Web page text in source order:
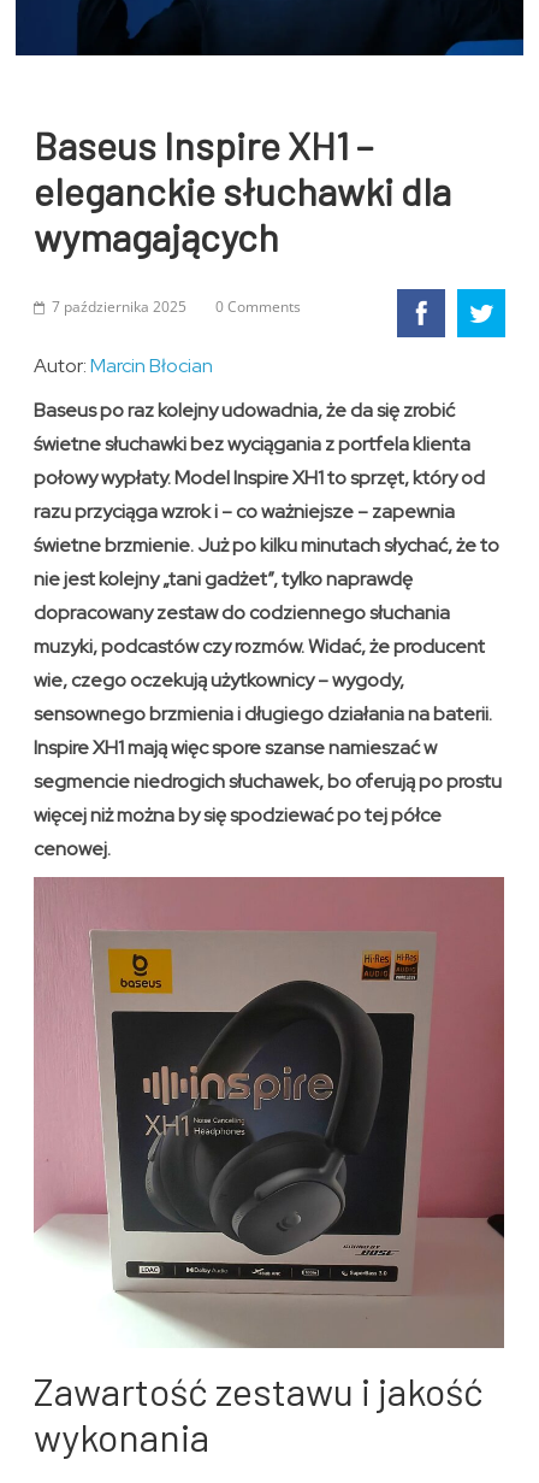
Baseus Inspire XH1 –
eleganckie słuchawki dla
wymagających
7 października 2025 0 Comments
Autor:Marcin Błocian
Baseus po raz kolejny udowadnia, że da się zrobić
świetne słuchawki bez wyciągania z portfela klienta
połowy wypłaty. Model Inspire XH1 to sprzęt, który od
razu przyciąga wzrok i – co ważniejsze – zapewnia
świetne brzmienie. Już po kilku minutach słychać, że to
nie jest kolejny „tani gadżet”, tylko naprawdę
dopracowany zestaw do codziennego słuchania
muzyki, podcastów czy rozmów. Widać, że producent
wie, czego oczekują użytkownicy – wygody,
sensownego brzmienia i długiego działania na baterii.
Inspire XH1 mają więc spore szanse namieszać w
segmencie niedrogich słuchawek, bo oferują po prostu
więcej niż można by się spodziewać po tej półce
cenowej.
Zawartość zestawu i jakość
wykonania